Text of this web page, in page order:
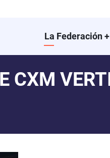
Main
La Federación+
CXM